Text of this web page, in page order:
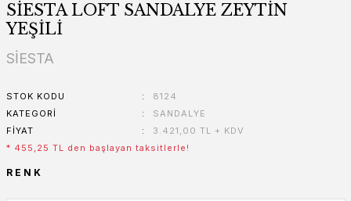
SİESTA LOFT SANDALYE ZEYTİN
YEŞİLİ
SİESTA
STOK KODU
8124
KATEGORI
SANDALYE
FIYAT
3.421,00 TL + KDV
* 455,25 TL den başlayan taksitlerle!
RENK